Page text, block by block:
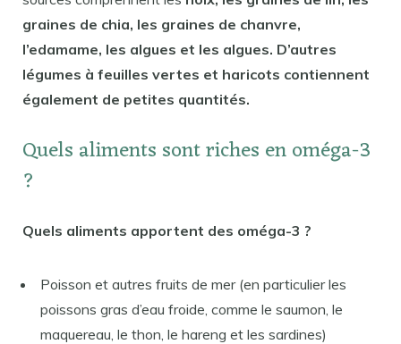
graines de chia, les graines de chanvre,
l’edamame, les algues et les algues. D’autres
légumes à feuilles vertes et haricots contiennent
également de petites quantités.
Quels aliments sont riches en oméga-3
?
Quels aliments apportent des oméga-3 ?
Poisson et autres fruits de mer (en particulier les
poissons gras d’eau froide, comme le saumon, le
maquereau, le thon, le hareng et les sardines)